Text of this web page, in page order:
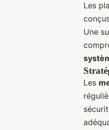
Les
Une
Les